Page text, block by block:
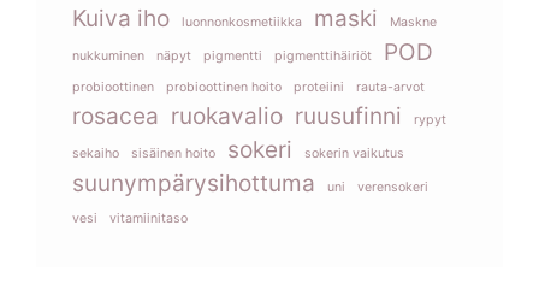
Kuiva iho luonnonkosmetiikka maski Maskne
nukkuminen näpyt pigmentti pigmenttihäiriöt POD
probioottinen probioottinen hoito proteiini rauta-arvot
rosacea ruokavalio ruusufinni rypyt
sekaiho sisäinen hoito sokeri sokerin vaikutus
suunympärysihottuma uni
verensokeri
vesi
vitamiinitaso